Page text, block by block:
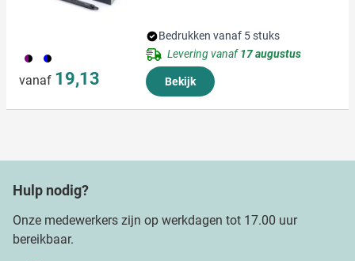
100 081
vanaf 19,13
Bedrukken vanaf 5 stuks
Levering vanaf17 augustus
Bekijk
Hulp nodig?
Onze medewerkers zijn op werkdagen tot 17.00 uur
bereikbaar.